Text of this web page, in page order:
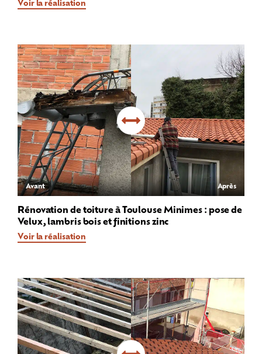
Voir la réalisation
Avant Après
Rénovation de toiture à Toulouse Minimes : pose de
Velux, lambris bois et finitions zinc
Voir la réalisation